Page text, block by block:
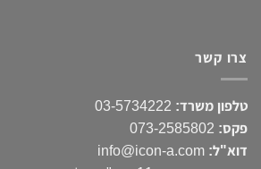
צרו קשר
טלפון משרד: 03-5734222
פקס: 073-2585802
דוא"ל: info@icon-a.com